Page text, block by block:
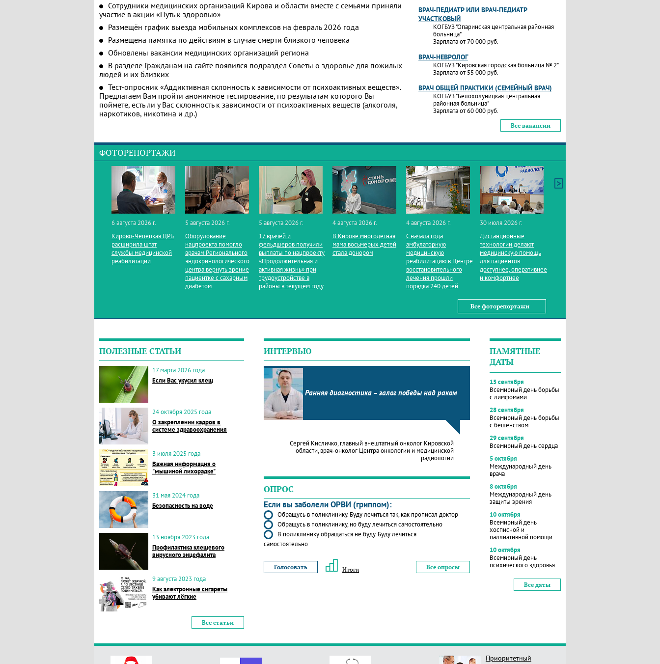
Сотрудники медицинских организаций Кирова и области вместе с семьями приняли
участие в акции «Путь к здоровью»
Размещён график выезда мобильных комплексов на февраль 2026 года
Размещена памятка по действиям в случае смерти близкого человека
Обновлены вакансии медицинских организаций региона
В разделе Гражданам на сайте появился подраздел Советы о здоровье для пожилых
людей и их близких
Тест-опросник «Аддиктивная склонность к зависимости от психоактивных веществ».
Предлагаем Вам пройти анонимное тестирование, по результатам которого Вы
поймете, есть ли у Вас склонность к зависимости от психоактивных веществ (алкоголя,
наркотиков, никотина и др.)
ВРАЧ-ПЕДИАТР ИЛИ ВРАЧ-ПЕДИАТР
УЧАСТКОВЫЙ
КОГБУЗ "Опаринская центральная районная
больница"
Зарплата от 70 000 руб.
ВРАЧ-НЕВРОЛОГ
КОГБУЗ "Кировская городская больница № 2"
Зарплата от 55 000 руб.
ВРАЧ ОБЩЕЙ ПРАКТИКИ (СЕМЕЙНЫЙ ВРАЧ)
КОГБУЗ "Белохолуницкая центральная
районная больница"
Зарплата от 60 000 руб.
Все вакансии
ФОТОРЕПОРТАЖИ
6 августа 2026 г.
Кирово‑Чепецкая ЦРБ
расширила штат
службы медицинской
реабилитации
5 августа 2026 г.
Оборудование
нацпроекта помогло
врачам Регионального
эндокринологического
центра вернуть зрение
пациентке с сахарным
диабетом
5 августа 2026 г.
17 врачей и
фельдшеров получили
выплаты по нацпроекту
«Продолжительная и
активная жизнь» при
трудоустройстве в
районы в текущем году
4 августа 2026 г.
В Кирове многодетная
мама восьмерых детей
стала донором
4 августа 2026 г.
С начала года
амбулаторную
медицинскую
реабилитацию в Центре
восстановительного
лечения прошли
порядка 240 детей
30 июля 2026 г.
Дистанционные
технологии делают
медицинскую помощь
для пациентов
доступнее, оперативнее
и комфортнее
Все фоторепортажи
ПОЛЕЗНЫЕ СТАТЬИ
17 марта 2026 года
Если Вас укусил клещ
24 октября 2025 года
О закреплении кадров в
системе здравоохранения
3 июля 2025 года
Важная информация о
"мышиной лихорадке"
31 мая 2024 года
Безопасность на воде
13 ноября 2023 года
Профилактика клещевого
вирусного энцефалита
9 августа 2023 года
Как электронные сигареты
убивают лёгкие
Все статьи
ИНТЕРВЬЮ
Ранняя диагностика – залог победы над раком
Сергей Кисличко, главный внештатный онколог Кировской
области, врач-онколог Центра онкологии и медицинской
радиологии
ОПРОС
Если вы заболели ОРВИ (гриппом):
Обращусь в поликлинику. Буду лечиться так, как прописал доктор
Обращусь в поликлинику, но буду лечиться самостоятельно
В поликлинику обращаться не буду. Буду лечиться
самостоятельно
Итоги Все опросы
ПАМЯТНЫЕ
ДАТЫ
15 сентября
Всемирный день борьбы
с лимфомами
28 сентября
Всемирный день борьбы
с бешенством
29 сентября
Всемирный день сердца
5 октября
Международный день
врача
8 октября
Международный день
защиты зрения
10 октября
Всемирный день
хосписной и
паллиативной помощи
10 октября
Всемирный день
психического здоровья
Все даты
Приоритетный